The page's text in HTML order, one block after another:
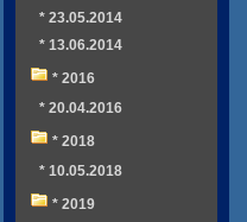
* 23.05.2014
* 13.06.2014
* 2016
* 20.04.2016
* 2018
* 10.05.2018
* 2019